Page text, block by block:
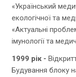
«Український
екологічної та
«Актуальні
імунології та
1999 рік -
Будування блоку